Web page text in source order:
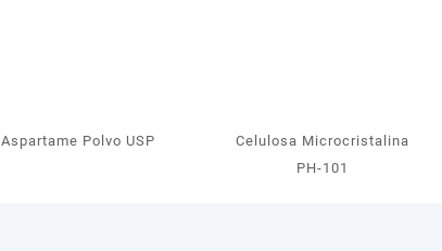
Aspartame Polvo USP
Celulosa Microcristalina
PH-101